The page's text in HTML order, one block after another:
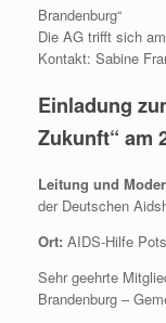
Brandenburg“
Die AG trifft sich
Kontakt: Sabine
Einladung
Zukunft“ am
Leitung und
der Deutschen
Ort: AIDS-Hilfe
Sehr geehrte
Brandenburg –